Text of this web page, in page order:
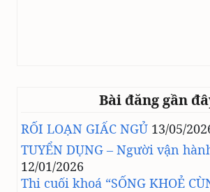
Bài đăng gần
RỐI LOẠN GIẤC NGỦ 13/05/
TUYỂN DỤNG – Người vận
12/01/2026
Thi cuối khoá “SỐNG KHOẺ